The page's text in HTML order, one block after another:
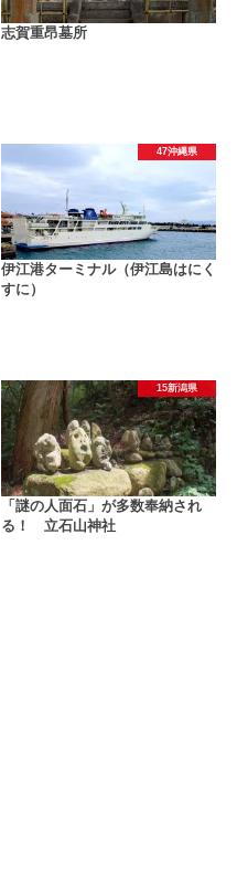
志賀重昂墓所
47沖縄県
伊江港ターミナル（伊江島はにく
すに）
15新潟県
「謎の人面石」が多数奉納され
る！ 立石山神社